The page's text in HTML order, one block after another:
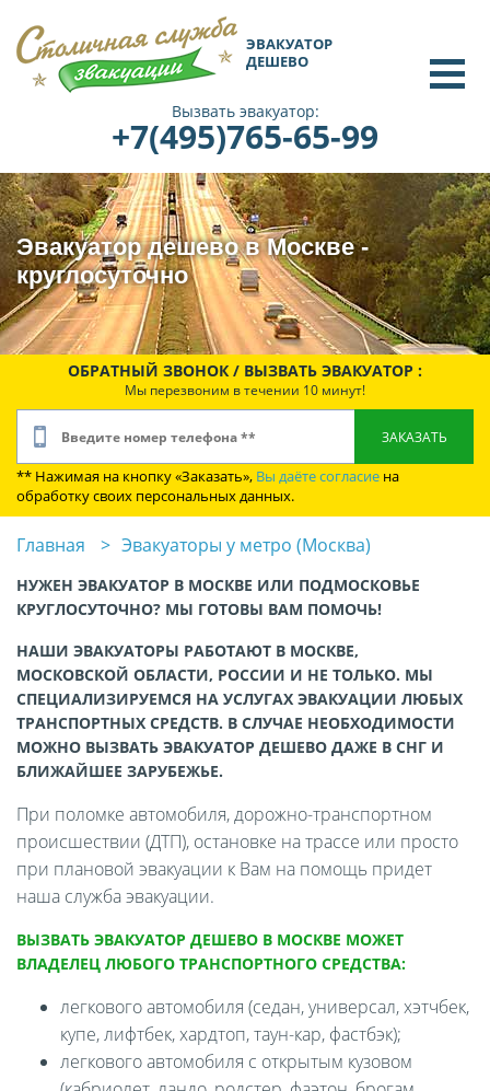
ЭВАКУАТОР
ДЕШЕВО
Вызвать эвакуатор:
+7(495)765-65-99
Эвакуатор дешево в Москве -
круглосуточно
ОБРАТНЫЙ ЗВОНОК / ВЫЗВАТЬ ЭВАКУАТОР :
Мы перезвоним в течении 10 минут!
** Нажимая на кнопку «Заказать», Вы даёте согласие на
обработку своих персональных данных.
Главная Эвакуаторы у метро (Москва)
НУЖЕН ЭВАКУАТОР В МОСКВЕ ИЛИ ПОДМОСКОВЬЕ
КРУГЛОСУТОЧНО? МЫ ГОТОВЫ ВАМ ПОМОЧЬ!
НАШИ ЭВАКУАТОРЫ РАБОТАЮТ В МОСКВЕ,
МОСКОВСКОЙ ОБЛАСТИ, РОССИИ И НЕ ТОЛЬКО. МЫ
СПЕЦИАЛИЗИРУЕМСЯ НА УСЛУГАХ ЭВАКУАЦИИ ЛЮБЫХ
ТРАНСПОРТНЫХ СРЕДСТВ. В СЛУЧАЕ НЕОБХОДИМОСТИ
МОЖНО ВЫЗВАТЬ ЭВАКУАТОР ДЕШЕВО ДАЖЕ В СНГ И
БЛИЖАЙШЕЕ ЗАРУБЕЖЬЕ.
При поломке автомобиля, дорожно-транспортном
происшествии (ДТП), остановке на трассе или просто
при плановой эвакуации к Вам на помощь придет
наша служба эвакуации.
ВЫЗВАТЬ ЭВАКУАТОР ДЕШЕВО В МОСКВЕ МОЖЕТ
ВЛАДЕЛЕЦ ЛЮБОГО ТРАНСПОРТНОГО СРЕДСТВА:
легкового автомобиля (седан, универсал, хэтчбек,
купе, лифтбек, хардтоп, таун-кар, фастбэк);
легкового автомобиля с открытым кузовом